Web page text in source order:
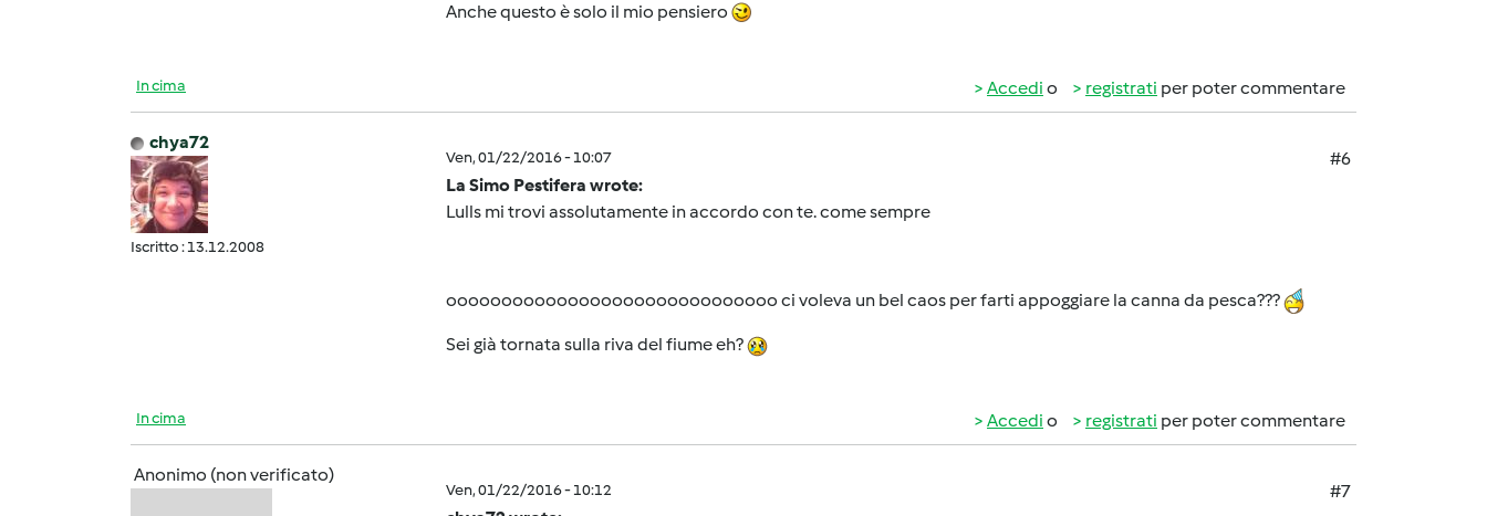
Anche questo è solo il mio pensiero
In cima Accedi o registrati per poter commentare
chya72
Iscritto : 13.12.2008
Ven, 01/22/2016 - 10:07
#6
La Simo Pestifera wrote:
Lulls mi trovi assolutamente in accordo con te. come sempre
oooooooooooooooooooooooooooooo ci voleva un bel caos per farti appoggiare la canna da pesca???
Sei già tornata sulla riva del fiume eh?
In cima Accedi o registrati per poter commentare
Anonimo (non verificato)
Ven, 01/22/2016 - 10:12
#7